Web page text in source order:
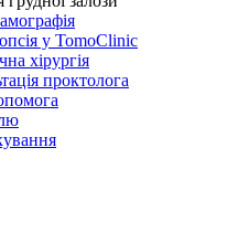
у TomoClinic
хірургія
проктолога